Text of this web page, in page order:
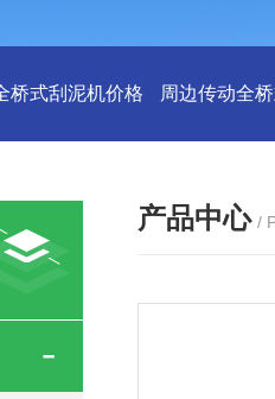
桥式刮泥机价格 周边传动全
产品中心 /